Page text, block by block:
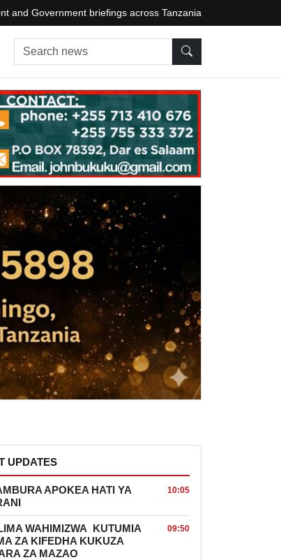
and Government briefings across Tanzania
Search news
UPDATES
APOKEA HATI YA
10:05
WAHIMIZWA KUTUMIA
ZA KIFEDHA KUKUZA
ZA MAZAO
09:50